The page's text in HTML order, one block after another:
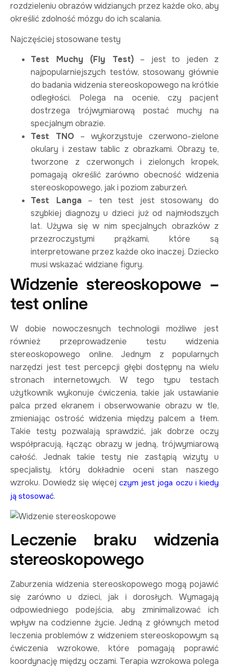
rozdzieleniu obrazów widzianych przez każde oko, aby
określić zdolność mózgu do ich scalania.
Najczęściej stosowane testy
Test Muchy (Fly Test)– jest to jeden z
najpopularniejszych testów, stosowany głównie
do badania widzenia stereoskopowego na krótkie
odległości. Polega na ocenie, czy pacjent
dostrzega trójwymiarową postać muchy na
specjalnym obrazie.
Test TNO – wykorzystuje czerwono-zielone
okulary i zestaw tablic z obrazkami. Obrazy te,
tworzone z czerwonych i zielonych kropek,
pomagają określić zarówno obecność widzenia
stereoskopowego, jak i poziom zaburzeń.
Test Langa – ten test jest stosowany do
szybkiej diagnozy u dzieci już od najmłodszych
lat. Używa się w nim specjalnych obrazków z
przezroczystymi prążkami, które są
interpretowane przez każde oko inaczej. Dziecko
musi wskazać widziane figury.
Widzenie stereoskopowe –
test online
W dobie nowoczesnych technologii możliwe jest
również przeprowadzenie testu widzenia
stereoskopowego online. Jednym z popularnych
narzędzi jest test percepcji głębi dostępny na wielu
stronach internetowych. W tego typu testach
użytkownik wykonuje ćwiczenia, takie jak ustawianie
palca przed ekranem i obserwowanie obrazu w tle,
zmieniając ostrość widzenia między palcem a tłem.
Takie testy pozwalają sprawdzić, jak dobrze oczy
współpracują, łącząc obrazy w jedną, trójwymiarową
całość​. Jednak takie testy nie zastąpią wizyty u
specjalisty, który dokładnie oceni stan naszego
wzroku. Dowiedz się więcej czym jest joga oczu i kiedy
ją stosować.
Leczenie braku widzenia
stereoskopowego
Zaburzenia widzenia stereoskopowego mogą pojawić
się zarówno u dzieci, jak i dorosłych. Wymagają
odpowiedniego podejścia, aby zminimalizować ich
wpływ na codzienne życie. Jedną z głównych metod
leczenia problemów z widzeniem stereoskopowym są
ćwiczenia wzrokowe, które pomagają poprawić
koordynację między oczami. Terapia wzrokowa polega